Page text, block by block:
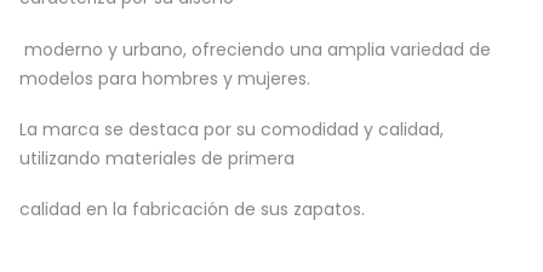
moderno y urbano, ofreciendo una amplia variedad de
modelos para hombres y mujeres.
La marca se destaca por su comodidad y calidad,
utilizando materiales de primera
calidad en la fabricación de sus zapatos.